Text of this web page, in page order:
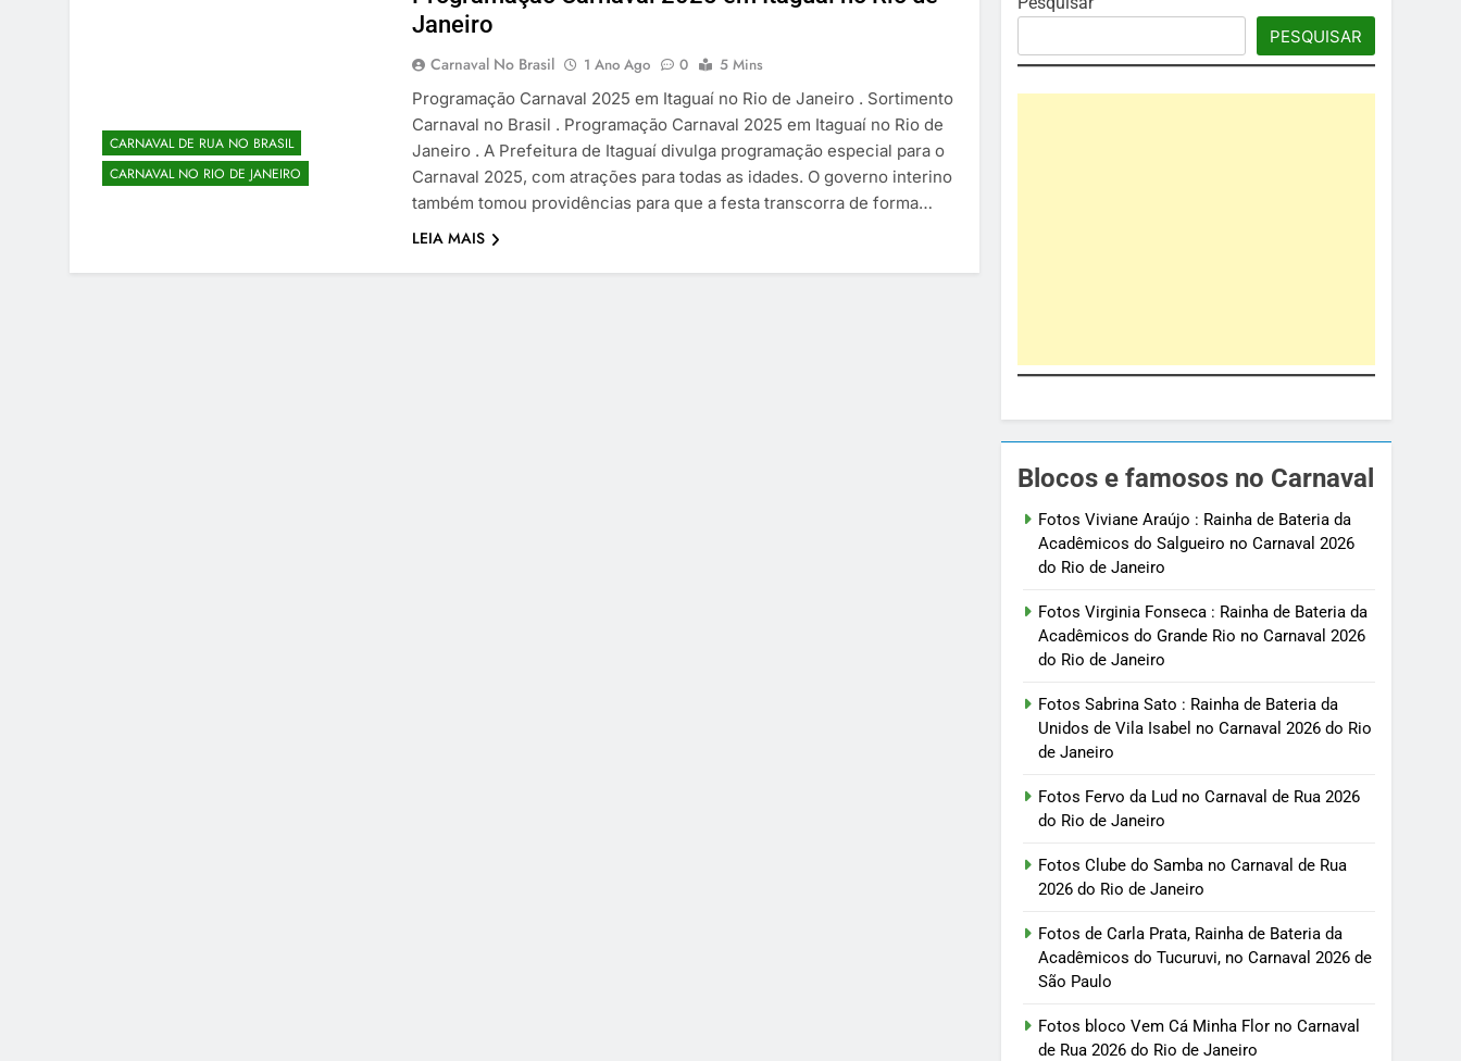
CARNAVAL DE RUA NO BRASIL
CARNAVAL NO RIO DE JANEIRO
Janeiro
Carnaval No Brasil 1 Ano Ago 0
5 Mins
Programação Carnaval 2025 em Itaguaí no Rio de Janeiro . Sortimento
Carnaval no Brasil . Programação Carnaval 2025 em Itaguaí no Rio de
Janeiro . A Prefeitura de Itaguaí divulga programação especial para o
Carnaval 2025, com atrações para todas as idades. O governo interino
também tomou providências para que a festa transcorra de forma…
LEIA MAIS
PESQUISAR
Blocos e famosos no Carnaval
Fotos Viviane Araújo : Rainha de Bateria da
Acadêmicos do Salgueiro no Carnaval 2026
do Rio de Janeiro
Fotos Virginia Fonseca : Rainha de Bateria da
Acadêmicos do Grande Rio no Carnaval 2026
do Rio de Janeiro
Fotos Sabrina Sato : Rainha de Bateria da
Unidos de Vila Isabel no Carnaval 2026 do Rio
de Janeiro
Fotos Fervo da Lud no Carnaval de Rua 2026
do Rio de Janeiro
Fotos Clube do Samba no Carnaval de Rua
2026 do Rio de Janeiro
Fotos de Carla Prata, Rainha de Bateria da
Acadêmicos do Tucuruvi, no Carnaval 2026 de
São Paulo
Fotos bloco Vem Cá Minha Flor no Carnaval
de Rua 2026 do Rio de Janeiro